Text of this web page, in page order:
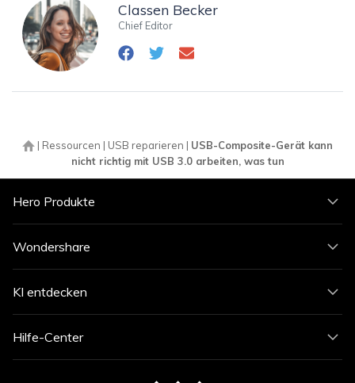
Classen Becker
Chief Editor
| Ressourcen | USB reparieren | USB-Composite-Gerät kann
nicht richtig mit USB 3.0 arbeiten, was tun
Hero Produkte
Wondershare
KI entdecken
Hilfe-Center